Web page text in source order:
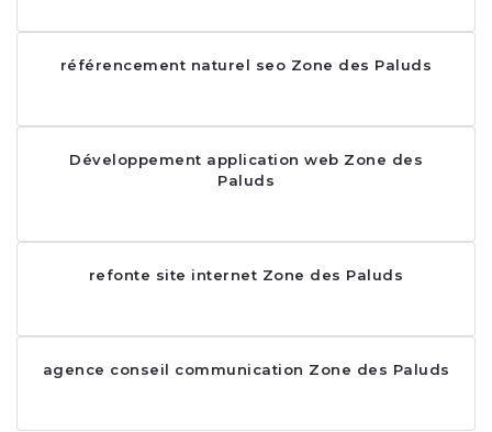
référencement naturel seo Zone des Paluds
Développement application web Zone des
Paluds
refonte site internet Zone des Paluds
agence conseil communication Zone des Paluds